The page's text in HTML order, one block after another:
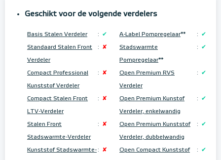
Geschikt voor de volgende verdelers
Basis Stalen Verdeler : ✔ A-Label Pompregelaar** : ✔
Standaard Stalen Front
Verdeler
: ✘ Stadswarmte
Pompregelaar**
: ✔
Compact Professional
Kunststof Verdeler
: ✘ Open Premium RVS
Verdeler
: ✔
Compact Stalen Front
LTV-Verdeler
: ✘ Open Premium Kunstof
Verdeler, enkelwandig
: ✔
Stalen Front
Stadswarmte-Verdeler
: ✘ Open Premium Kunststof
Verdeler, dubbelwandig
: ✔
Kunststof Stadswarmte- : ✘ Open Compact Kunststof : ✔